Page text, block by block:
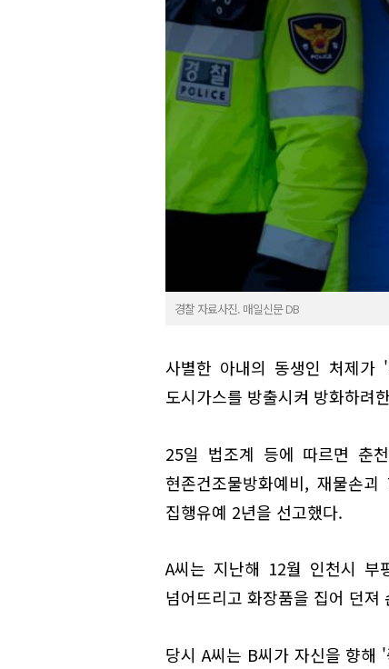
경찰 자료사진. 매일신문 DB
사별한 아내의 동생인 처제가
도시가스를 방출시켜 방화하려
25일 법조계 등에 따르면 춘
현존건조물방화예비, 재물손
집행유예 2년을 선고했다.
A씨는 지난해 12월 인천시 부
넘어뜨리고 화장품을 집어 던
당시 A씨는 B씨가 자신을 향해